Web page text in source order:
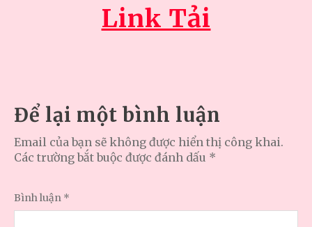
Link Tải
Để lại một bình luận
Email của bạn sẽ không được hiển thị công khai.
Các trường bắt buộc được đánh dấu *
Bình luận *